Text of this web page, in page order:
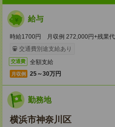
給与
時給1700円 月収例 272,000円+残業代
交通費別途支給あり
交通費 全額支給
月収例 25～30万円
勤務地
横浜市神奈川区